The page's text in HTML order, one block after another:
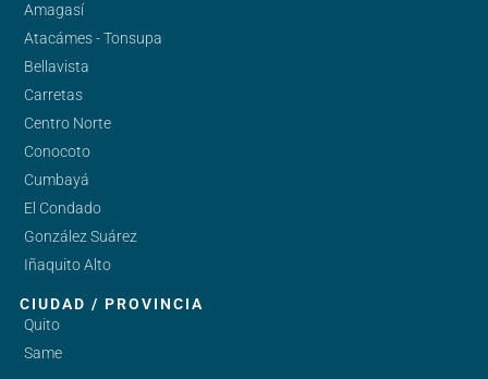
Amagasí
Atacámes - Tonsupa
Bellavista
Carretas
Centro Norte
Conocoto
Cumbayá
El Condado
González Suárez
Iñaquito Alto
CIUDAD / PROVINCIA
Quito
Same